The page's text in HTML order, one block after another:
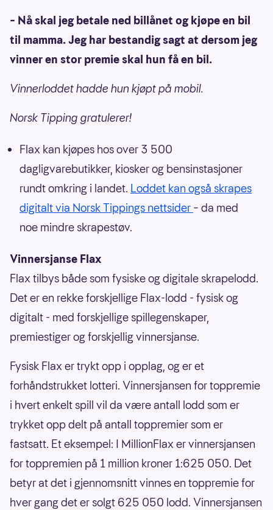
– Nå skal jeg betale ned billånet og kjøpe en bil
til mamma. Jeg har bestandig sagt at dersom jeg
vinner en stor premie skal hun få en bil.
Vinnerloddet hadde hun kjøpt på mobil.
Norsk Tipping gratulerer!
Flax kan kjøpes hos over 3 500
dagligvarebutikker, kiosker og bensinstasjoner
rundt omkring i landet. Loddet kan også skrapes
digitalt via Norsk Tippings nettsider – da med
noe mindre skrapestøv.
Vinnersjanse Flax
Flax tilbys både som fysiske og digitale skrapelodd.
Det er en rekke forskjellige Flax-lodd - fysisk og
digitalt - med forskjellige spillegenskaper,
premiestiger og forskjellig vinnersjanse.
Fysisk Flax er trykt opp i opplag, og er et
forhåndstrukket lotteri. Vinnersjansen for toppremie
i hvert enkelt spill vil da være antall lodd som er
trykket opp delt på antall toppremier som er
fastsatt. Et eksempel: I MillionFlax er vinnersjansen
for toppremien på 1 million kroner 1:625 050. Det
betyr at det i gjennomsnitt vinnes en toppremie for
hver gang det er solgt 625 050 lodd. Vinnersjansen